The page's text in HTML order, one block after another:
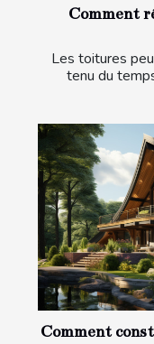
Comment
Les toitures
tenu du
Comment